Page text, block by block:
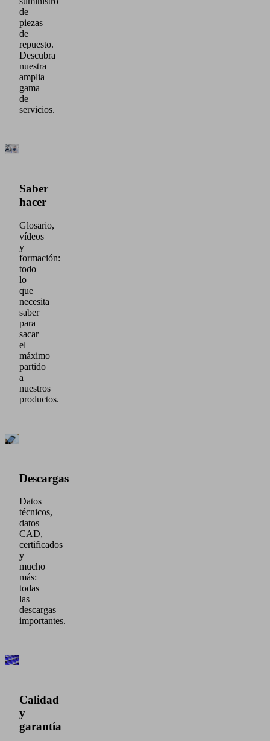
de
piezas
de
repuesto.
Descubra
nuestra
amplia
gama
de
servicios.
Saber
hacer
Glosario,
vídeos
y
formación:
todo
lo
que
necesita
saber
para
sacar
el
máximo
partido
a
nuestros
productos.
Descargas
Datos
técnicos,
datos
CAD,
certificados
y
mucho
más:
todas
las
descargas
importantes.
Calidad
y
garantía